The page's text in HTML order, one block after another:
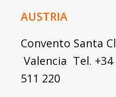
AUSTRIA
Convento Santa
Valencia Tel. +34
511 220